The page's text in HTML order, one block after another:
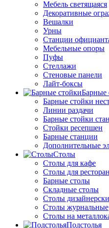
Мебель светящаяся
Декоративные
Вешалки
Урны
Станции
Мебельные опоры
Пуфы
Стеллажи
Стеновые панели
Лайт-боксы
Барные
Барные стойки
Линии раздачи
Барные стойки
Стойки ресепшен
Барные станции
Дополнительные
Столы
Столы для кафе
Столы для
Барные столы
Складные столы
Столы
Столы журнальные
Столы на
Подстолья